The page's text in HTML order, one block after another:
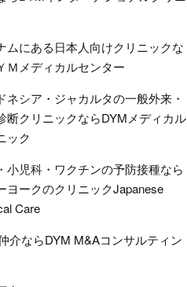
ムにある日本人向けクリニックな
Ｍメディカルセンター
ネシア・ジャカルタの一般外来・
断クリニックならDYMメディカル
ック
小児科・ワクチンの予防接種なら
ヨークのクリニックJapanese
Care
介ならDYM M&Aコンサルティン